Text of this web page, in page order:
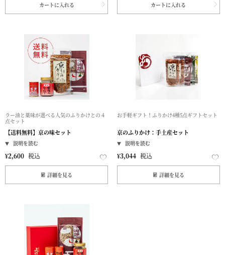
カートに入れる カートに入れる
ラー油と薬味が選べる人気のふりかけとの４
点セット
【送料無料】京の味セット
¥2,600 税込
詳細を見る
お手軽ギフト！ふりかけ4種5点ギフトセット
京のふりかけ：手土産セット
¥3,044 税込
詳細を見る